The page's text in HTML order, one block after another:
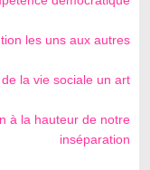
les uns aux autres
la vie sociale un art
à la hauteur de notre
inséparation